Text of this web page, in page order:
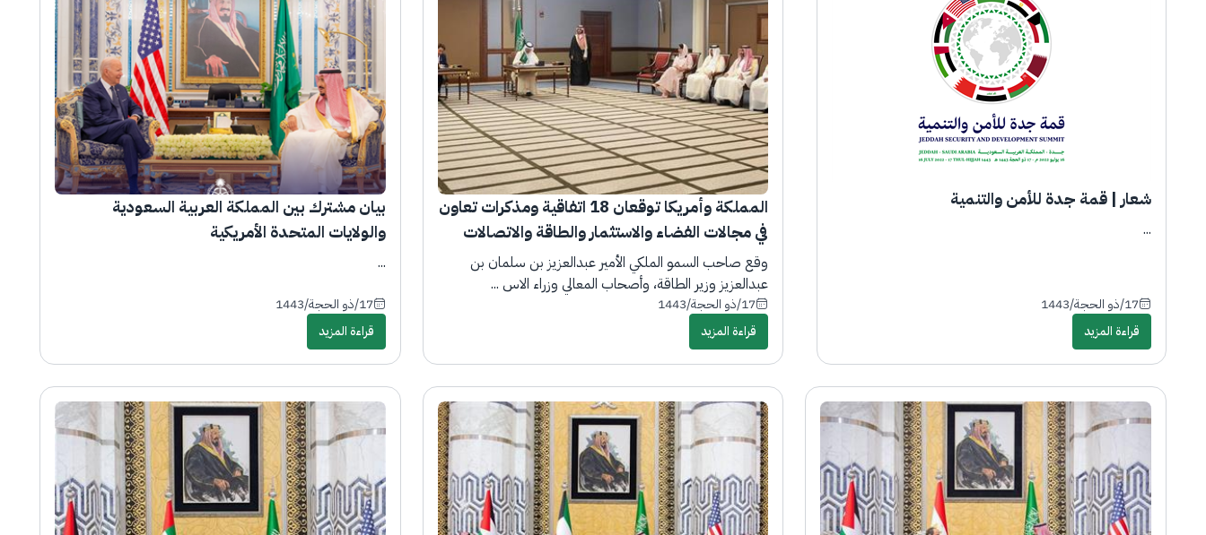
شعار | قمة جدة للأمن والتنمية
...
17/ذو الحجة/1443
قراءة المزيد
المملكة وأمريكا توقعان 18 اتفاقية ومذكرات تعاون
في مجالات الفضاء والاستثمار والطاقة والاتصالات
والصحة
وقع صاحب السمو الملكي الأمير عبدالعزيز بن سلمان بن
عبدالعزيز وزير الطاقة، وأصحاب المعالي وزراء الاس ...
17/ذو الحجة/1443
قراءة المزيد
بيان مشترك بين المملكة العربية السعودية
والولايات المتحدة الأمريكية
...
17/ذو الحجة/1443
قراءة المزيد